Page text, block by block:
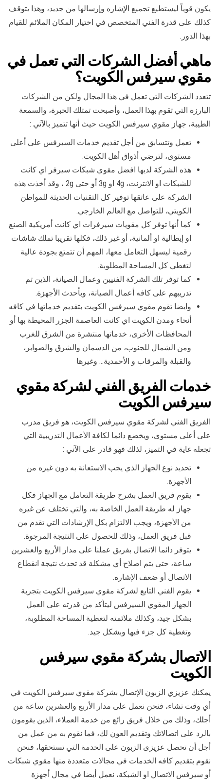
يكون قوياً ليستطيع تجميع الإشاره وإرسالها من جديد، وهذا يتوقف
كذلك على قدرة الفني المتخصص في اختيار المكان الملائم للقيام
بهذا الدور.
ماهي أفضل الشركات التي تعمل في
مقوي سيرفس الكويت؟
تتعدد الشركات التي تعمل في هذا المجال ولكن من الشركات
البارزة التي تقوم بهذا العمل، وأصبحت تمتلك الخبرة، والسمعة
الطيبة، جهاز مقوي سيرفس الكويت حيث أنها تتميز بالآتي :
تعمل وتتسابق من أجل تقديم خدمات السيرفس على أعلى
مستوى، لترضي أذواق أهل الكويت.
هذه الشركة لديها افضل مقوي شبكات سيرفر اي كانت
للشبكات او الانترنت، 4g او 3g أو حتى 2g ، وقد أخذت هذه
الشركة على عاتقها توفير كل التقنيات الحديثة للمواطن
الكويتي، للتواصل مع العالم الخارجي.
كما أنها توفر كل مقويات سيرفرات اي كانت أمريكية الصنع
او إيطالية او ألمانية، أو غير ذلك، فكلها تقريبا تملك شاشات
رقمية ليسهل التعامل معها، المهم أن تتمتع بجودة عالية
لتغطي كل المساحة المطلوبة.
كما توفر تلك الشركة الفنيين وعمال الصيانة، الذين تم
تدريبهم على كافه أعمال الصيانة، وبأحدث الأجهزة.
وايضا تقوم مقوي سيرفس الكويت بتقديم خدماتها في كافه
أنحاء ومدن الكويت اي كانت العاصمة الجزر المحيطة بها أو
المحافظات الأخرى، خدماتها منتشرة من الشرق للغرب
ومن الشمال للجنوب، من الدسمان والشرق والصوابر،
والقبلة والمرقاب و الأحمدية… وغيرها
خدمات الفريق الفني لشركة مقوي
سيرفس الكويت
الفريق الفني لشركة مقوي سيرفس الكويت، هو فريق مدرب
على أعلى مستوى، ويخضع دائما لكافة الأعمال التدريبية التي
تجعله غاية في التميز، لذلك فهو قادر على الآتي :
تحديد نوع الجهاز الذي يجب الاستعانة به دون غيره من
الأجهزة.
يقوم فريق العمل بشرح طريقة التعامل مع الجهاز فكل
جهاز له طريقة العمل الخاصة به، والتي تختلف عن غيره
من الأجهزة، ويجب الالتزام بكل الإرشادات التي تقدم من
قبل فريق العمل، وذلك للحصول على النتيجة المرجوة.
يتوفر دائما الاتصال بفريق عملنا على مدار الأربع والعشرين
ساعة، حتى يتم اصلاح أي مشكلة قد تحدث نتيجة انقطاع
الاتصال أو ضعف الإشاره.
يقوم الفني التابع لشركة مقوي سيرفس الكويت بتجربة
الجهاز المقوي السيرفس ليتأكد من قدرته على العمل
بشكل جيد، وكذلك ملائمته لتغطية المساحة المطلوبة،
وتغطية كل جزء فيها وبشكل جيد.
الاتصال بشركة مقوي سيرفس
الكويت
يمكنك عزيزي الزبون الإتصال بشركة مقوي سيرفس الكويت في
أي وقت تشاء، فنحن نعمل على مدار الأربع والعشرين ساعة من
أجلك، وذلك من خلال فريق رائع من خدمة العملاء، الذين يقومون
بالرد على اتصالاتك وتقديم العون لك، فما نقوم به من عمل من
أجل أن تحصل عزيزى الزبون على الخدمة التي تستحقها، فنحن
نقوم بتقديم كافه الخدمات في مجالات متعددة منها مقوي شبكات
أو سيرفس الاتصال او الشبكة، نعمل أيضا في مجال أجهزة